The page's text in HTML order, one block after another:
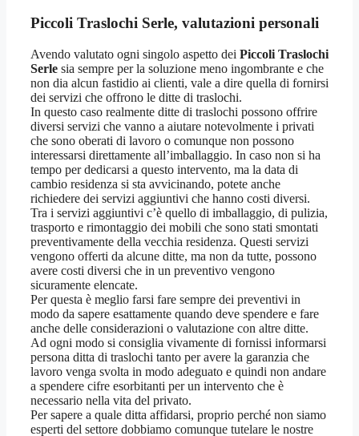
Piccoli Traslochi Serle, valutazioni personali
Avendo valutato ogni singolo aspetto dei Piccoli Traslochi
Serle sia sempre per la soluzione meno ingombrante e che
non dia alcun fastidio ai clienti, vale a dire quella di fornirsi
dei servizi che offrono le ditte di traslochi.
In questo caso realmente ditte di traslochi possono offrire
diversi servizi che vanno a aiutare notevolmente i privati
che sono oberati di lavoro o comunque non possono
interessarsi direttamente all’imballaggio. In caso non si ha
tempo per dedicarsi a questo intervento, ma la data di
cambio residenza si sta avvicinando, potete anche
richiedere dei servizi aggiuntivi che hanno costi diversi.
Tra i servizi aggiuntivi c’è quello di imballaggio, di pulizia,
trasporto e rimontaggio dei mobili che sono stati smontati
preventivamente della vecchia residenza. Questi servizi
vengono offerti da alcune ditte, ma non da tutte, possono
avere costi diversi che in un preventivo vengono
sicuramente elencate.
Per questa è meglio farsi fare sempre dei preventivi in
modo da sapere esattamente quando deve spendere e fare
anche delle considerazioni o valutazione con altre ditte.
Ad ogni modo si consiglia vivamente di fornissi informarsi
persona ditta di traslochi tanto per avere la garanzia che
lavoro venga svolta in modo adeguato e quindi non andare
a spendere cifre esorbitanti per un intervento che è
necessario nella vita del privato.
Per sapere a quale ditta affidarsi, proprio perché non siamo
esperti del settore dobbiamo comunque tutelare le nostre